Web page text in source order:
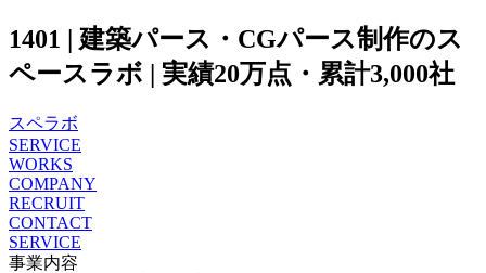
1401 | 建築パース・CGパース制作のス
ペースラボ | 実績20万点・累計3,000社
スペラボ
SERVICE
WORKS
COMPANY
RECRUIT
CONTACT
SERVICE
事業内容